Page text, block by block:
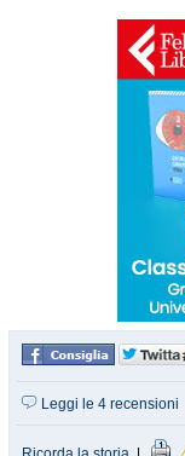
Leggi le 4 recensioni